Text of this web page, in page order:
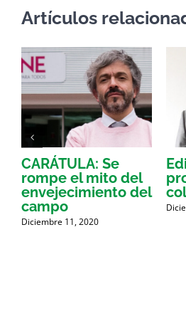
Artículos
CARÁTULA: Se
rompe el mito del
envejecimiento del
campo
Diciembre 11, 2020